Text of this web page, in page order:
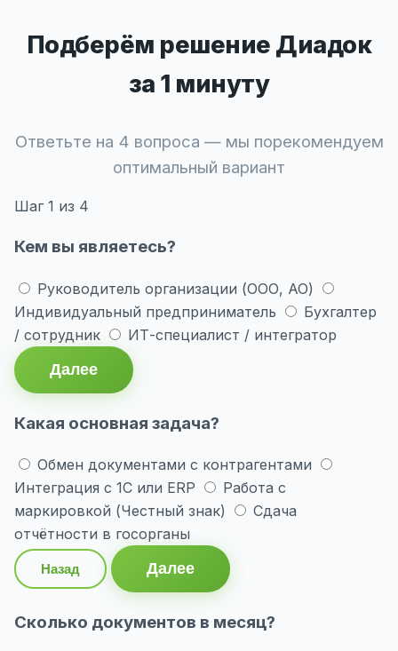
Подберём решение Диадок
за 1 минуту
Ответьте на 4 вопроса — мы порекомендуем
оптимальный вариант
Шаг 1 из 4
Кем вы являетесь?
Руководитель организации (ООО, АО)
Индивидуальный предприниматель
Бухгалтер
/ сотрудник
ИТ-специалист / интегратор
Далее
Какая основная задача?
Обмен документами с контрагентами
Интеграция с 1С или ERP
Работа с
маркировкой (Честный знак)
Сдача
отчётности в госорганы
Назад Далее
Сколько документов в месяц?